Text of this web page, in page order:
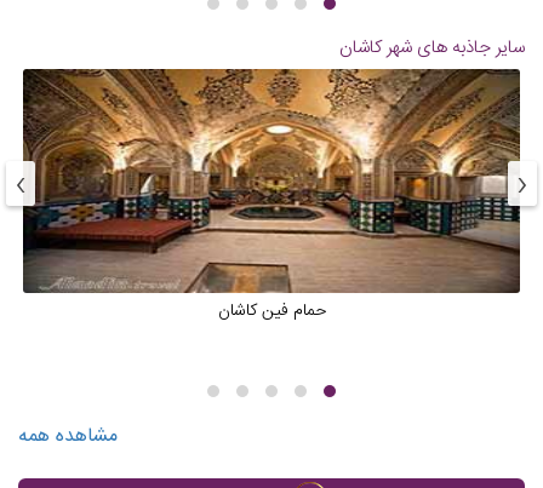
سایر جاذبه های شهرکاشان
حمام فین کاشان
‹
›
مشاهده همه